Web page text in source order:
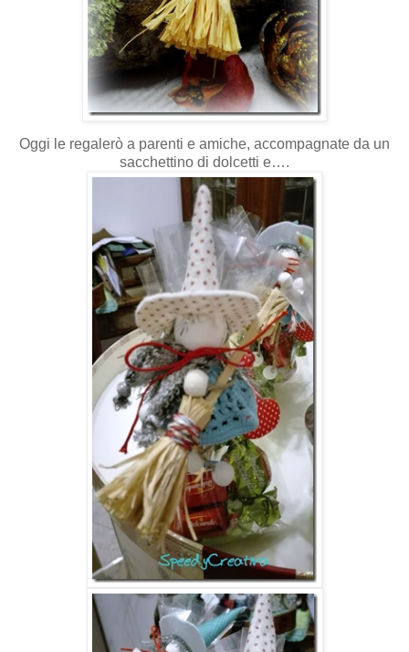
Oggi le regalerò a parenti e amiche, accompagnate da un
sacchettino di dolcetti e….